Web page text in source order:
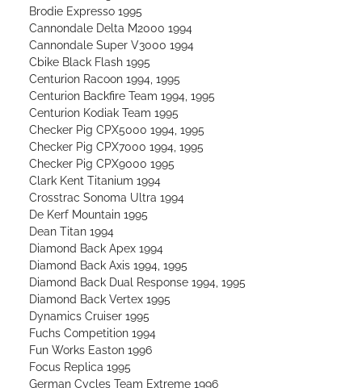
Brodie Expresso 1995
Cannondale Delta M2000 1994
Cannondale Super V3000 1994
Cbike Black Flash 1995
Centurion Racoon 1994, 1995
Centurion Backfire Team 1994, 1995
Centurion Kodiak Team 1995
Checker Pig CPX5000 1994, 1995
Checker Pig CPX7000 1994, 1995
Checker Pig CPX9000 1995
Clark Kent Titanium 1994
Crosstrac Sonoma Ultra 1994
De Kerf Mountain 1995
Dean Titan 1994
Diamond Back Apex 1994
Diamond Back Axis 1994, 1995
Diamond Back Dual Response 1994, 1995
Diamond Back Vertex 1995
Dynamics Cruiser 1995
Fuchs Competition 1994
Fun Works Easton 1996
Focus Replica 1995
German Cycles Team Extreme 1996